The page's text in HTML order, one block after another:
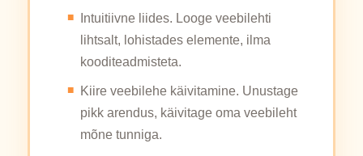
Intuitiivne liides. Looge veebilehti
lihtsalt, lohistades elemente, ilma
kooditeadmisteta.
Kiire veebilehe käivitamine. Unustage
pikk arendus, käivitage oma veebileht
mõne tunniga.